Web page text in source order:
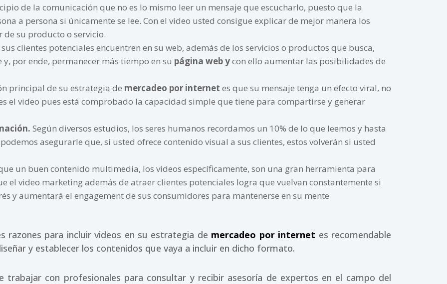
de la comunicación que no es lo mismo leer un mensaje que escucharlo, puesto que la
a persona si únicamente se lee. Con el video usted consigue explicar de mejor manera los
de su producto o servicio.
clientes potenciales encuentren en su web, además de los servicios o productos que busca,
por ende, permanecer más tiempo en su página web ycon ello aumentar las posibilidades de
principal de su estrategia de mercadeo por internet es que su mensaje tenga un efecto viral, no
el video pues está comprobado la capacidad simple que tiene para compartirse y generar
Según diversos estudios, los seres humanos recordamos un 10% de lo que leemos y hasta
asegurarle que, si usted ofrece contenido visual a sus clientes, estos volverán si usted
un buen contenido multimedia, los videos específicamente, son una gran herramienta para
el video marketing además de atraer clientes potenciales logra que vuelvan constantemente si
y aumentará el engagement de sus consumidores para mantenerse en su mente
razones para incluir videos en su estrategia de mercadeo por internet es recomendable
y establecer los contenidos que vaya a incluir en dicho formato.
trabajar con profesionales para consultar y recibir asesoría de expertos en el campo del